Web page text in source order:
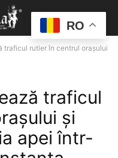
traficul rutier în centrul oraşului
traficul
şi
apei într-
RO